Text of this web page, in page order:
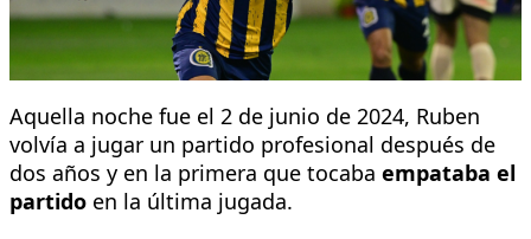
Aquella noche fue el 2 de junio de 2024, Ruben
volvía a jugar un partido profesional después de
dos años y en la primera que tocaba empataba el
partido en la última jugada.